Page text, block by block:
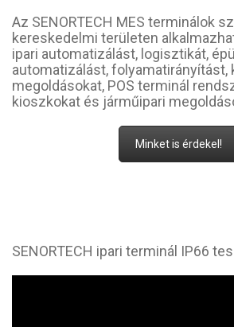
Az SENORTECH MES terminálok
kereskedelmi területen
ipari automatizálást, logisztikát,
automatizálást, folyamatirányítást,
megoldásokat, POS terminál
kioszkokat és járműipari
Minket is érdekel!
SENORTECH ipari terminál IP66